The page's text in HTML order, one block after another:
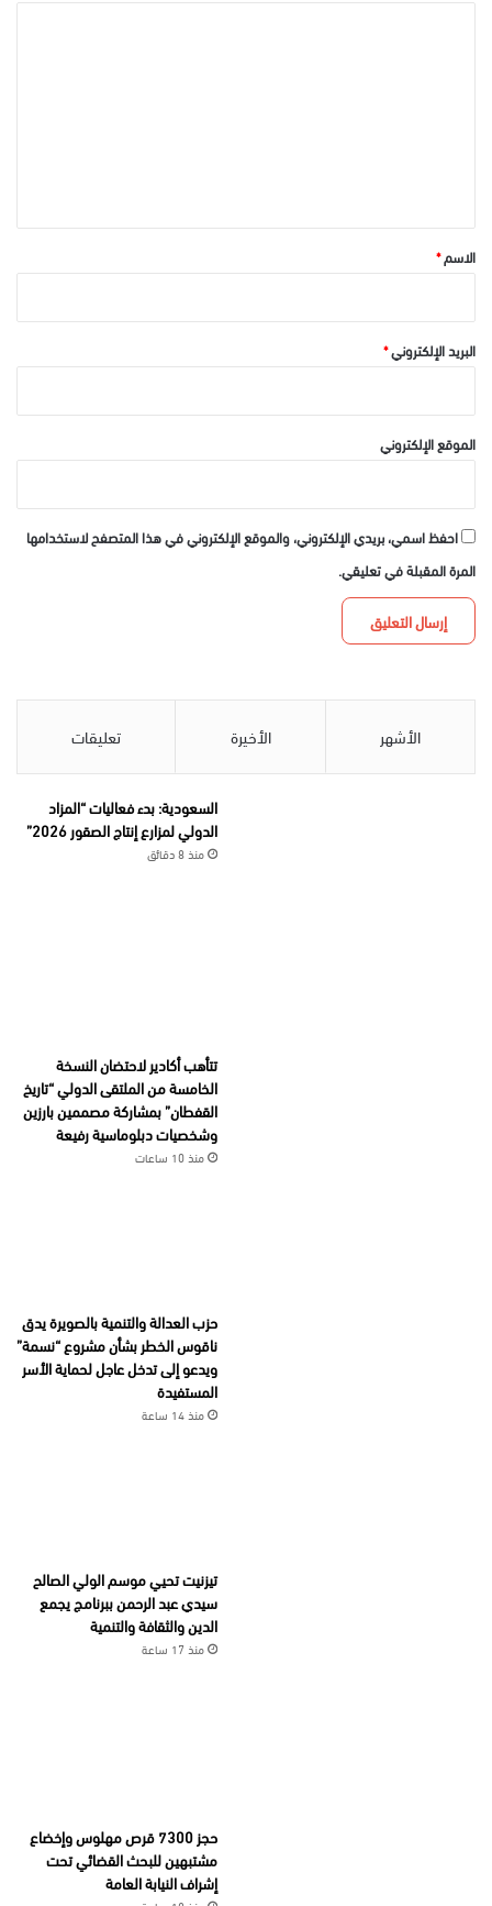
*الاسم*
البريد الإلكتروني*
الموقع الإلكتروني
احفظ اسمي، بريدي الإلكتروني، والموقع الإلكتروني في هذا المتصفح لاستخدامها
المرة المقبلة في تعليقي.
الأشهر الأخيرة تعليقات
السعودية: بدء فعاليات “المزاد
الدولي لمزارع إنتاج الصقور 2026”
منذ 8 دقائق
تتأهب أكادير لاحتضان النسخة
الخامسة من الملتقى الدولي “تاريخ
القفطان” بمشاركة مصممين بارزين
وشخصيات دبلوماسية رفيعة
منذ 10 ساعات
حزب العدالة والتنمية بالصويرة يدق
ناقوس الخطر بشأن مشروع “نسمة”
ويدعو إلى تدخل عاجل لحماية الأسر
المستفيدة
منذ 14 ساعة
تيزنيت تحيي موسم الولي الصالح
سيدي عبد الرحمن ببرنامج يجمع
الدين والثقافة والتنمية
منذ 17 ساعة
حجز 7300 قرص مهلوس وإخضاع
مشتبهين للبحث القضائي تحت
إشراف النيابة العامة